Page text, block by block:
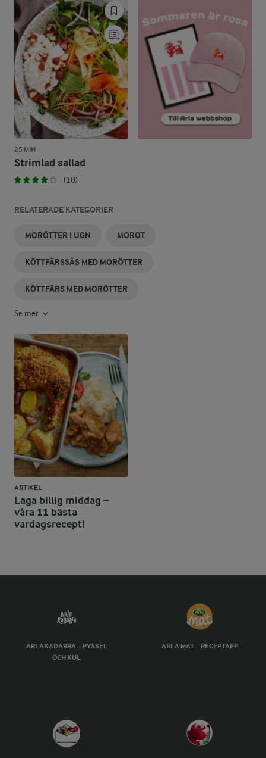
25 MIN
Strimlad sallad
(10)
RELATERADE KATEGORIER
MORÖTTER I UGN MOROT
KÖTTFÄRSSÅS MED MORÖTTER
KÖTTFÄRS MED MORÖTTER
Se mer
ARTIKEL
Laga billig middag –
våra 11 bästa
vardagsrecept!
ARLAKADABRA – PYSSEL
OCH KUL
ARLA MAT – RECEPTAPP